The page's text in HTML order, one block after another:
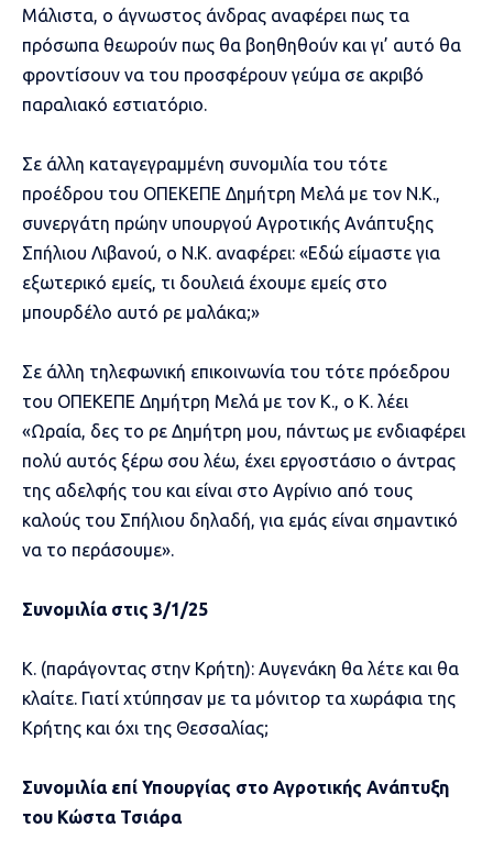
Μάλιστα, ο άγνωστος άνδρας αναφέρει πως τα
πρόσωπα θεωρούν πως θα βοηθηθούν και γι’ αυτό θα
φροντίσουν να του προσφέρουν γεύμα σε ακριβό
παραλιακό εστιατόριο.
Σε άλλη καταγεγραμμένη συνομιλία του τότε
προέδρου του ΟΠΕΚΕΠΕ Δημήτρη Μελά με τον Ν.Κ.,
συνεργάτη πρώην υπουργού Αγροτικής Ανάπτυξης
Σπήλιου Λιβανού, ο Ν.Κ. αναφέρει: «Εδώ είμαστε για
εξωτερικό εμείς, τι δουλειά έχουμε εμείς στο
μπουρδέλο αυτό ρε μαλάκα;»
Σε άλλη τηλεφωνική επικοινωνία του τότε πρόεδρου
του ΟΠΕΚΕΠΕ Δημήτρη Μελά με τον Κ., ο Κ. λέει
«Ωραία, δες το ρε Δημήτρη μου, πάντως με ενδιαφέρει
πολύ αυτός ξέρω σου λέω, έχει εργοστάσιο ο άντρας
της αδελφής του και είναι στο Αγρίνιο από τους
καλούς του Σπήλιου δηλαδή, για εμάς είναι σημαντικό
να το περάσουμε».
Συνομιλία στις 3/1/25
Κ. (παράγοντας στην Κρήτη): Αυγενάκη θα λέτε και θα
κλαίτε. Γιατί χτύπησαν με τα μόνιτορ τα χωράφια της
Κρήτης και όχι της Θεσσαλίας;
Συνομιλία επί Υπουργίας στο Αγροτικής Ανάπτυξη
του Κώστα Τσιάρα